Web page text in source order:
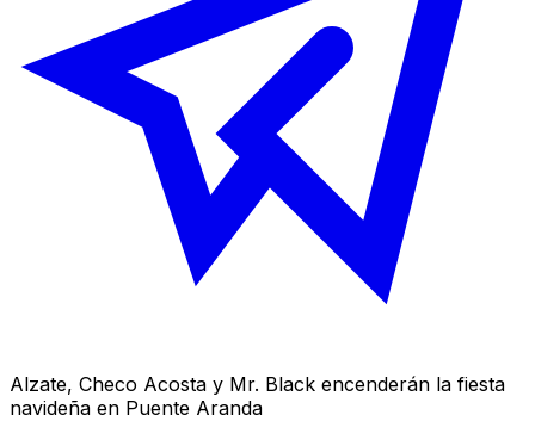
Alzate, Checo Acosta y Mr. Black encenderán la fiesta
navideña en Puente Aranda